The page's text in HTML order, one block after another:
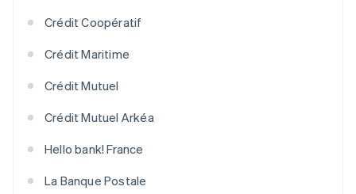
Crédit Coopératif
Crédit Maritime
Crédit Mutuel
Crédit Mutuel Arkéa
Hello bank! France
La Banque Postale